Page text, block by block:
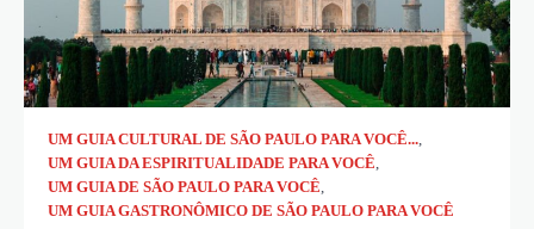
UM GUIA CULTURAL DE SÃO PAULO PARA VOCÊ...,
UM GUIA DA ESPIRITUALIDADE PARA VOCÊ,
UM GUIA DE SÃO PAULO PARA VOCÊ,
UM GUIA GASTRONÔMICO DE SÃO PAULO PARA VOCÊ